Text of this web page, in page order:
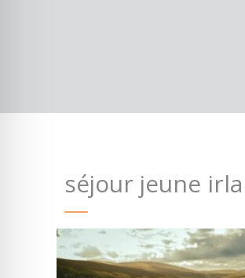
séjour jeune